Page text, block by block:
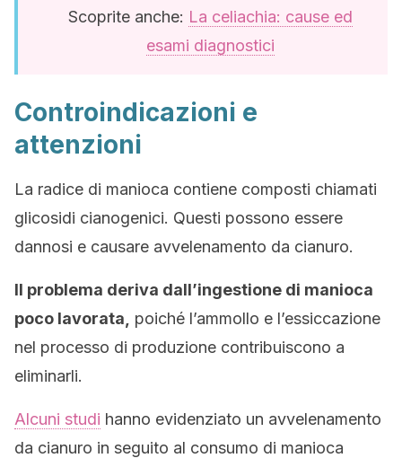
Scoprite anche: La celiachia: cause ed
esami diagnostici
Controindicazioni e
attenzioni
La radice di manioca contiene composti chiamati
glicosidi cianogenici. Questi possono essere
dannosi e causare avvelenamento da cianuro.
Il problema deriva dall’ingestione di manioca
poco lavorata,
poiché l’ammollo e l’essiccazione
nel processo di produzione contribuiscono a
eliminarli.
Alcuni studi hanno evidenziato un avvelenamento
da cianuro in seguito al consumo di manioca